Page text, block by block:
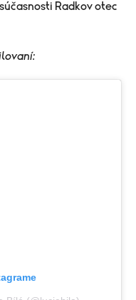
Radkov otec